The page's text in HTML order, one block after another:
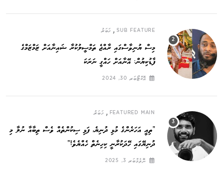
SUB FEATURE
, ޚަބަރު
މިސް ޔުނިވާސްގައި ރާއްޖެ ތަމްސީލުކުރާ ޝައިނާއަށް ޒަމްޒަމްގެ
ފާޑުކިޔުން: އޭނާއަށް ހައްގީ ނަރަކަ
އޮކްޓޯބަރ 30, 2024
FEATURED MAIN
, ޚަބަރު
”ތިއީ އަހަރެންގެ މުޅި ދުނިޔެ, ފަޅި ސިކުންތެއް ވެސް ތިބާއާ ނުލާ މި
ދުނިޔޭގައި ހޭދަކުރާނީ ކިހިނެތް ހެއްޔެވެ!“
ނޮވެމްބަރ 3, 2025